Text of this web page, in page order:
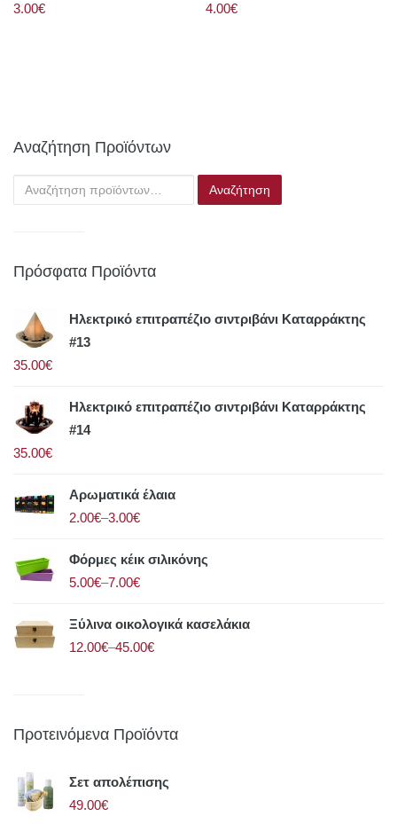
3.00€
4.00€
Αναζήτηση Προϊόντων
Αναζήτηση
για:
Πρόσφατα Προϊόντα
Ηλεκτρικό επιτραπέζιο σιντριβάνι Καταρράκτης
#13
35.00€
Ηλεκτρικό επιτραπέζιο σιντριβάνι Καταρράκτης
#14
35.00€
Αρωματικά έλαια
2.00€–3.00€
Φόρμες κέικ σιλικόνης
5.00€–7.00€
Ξύλινα οικολογικά κασελάκια
12.00€–45.00€
Προτεινόμενα Προϊόντα
Σετ απολέπισης
49.00€